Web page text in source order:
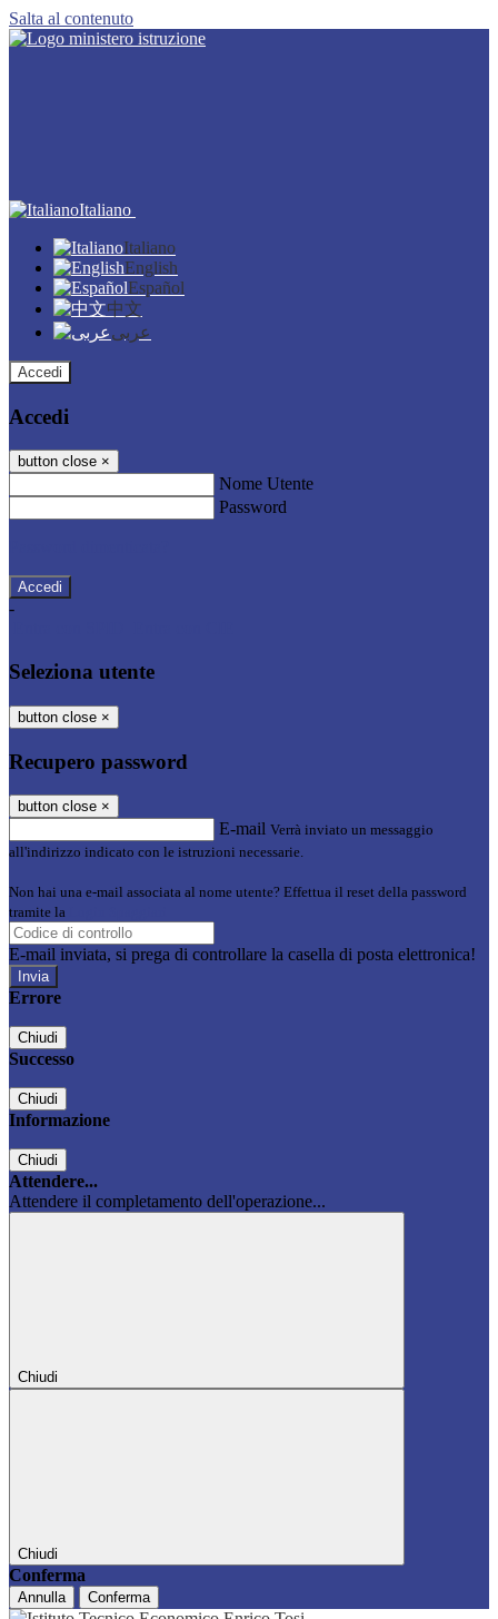
Salta al contenuto
Italiano
Italiano
English
Español
中文
عربى
Accedi
Accedi
button close ×
Nome Utente
Password
-
Seleziona utente
button close ×
Recupero password
button close ×
E-mail Verrà inviato un messaggio
all'indirizzo indicato con le istruzioni necessarie.
Non hai una e-mail associata al nome utente? Effettua il reset della password
tramite la
E-mail inviata, si prega di controllare la casella di posta elettronica!
Errore
Chiudi
Successo
Chiudi
Informazione
Chiudi
Attendere...
Attendere il completamento dell'operazione...
Chiudi
Chiudi
Conferma
Annulla Conferma